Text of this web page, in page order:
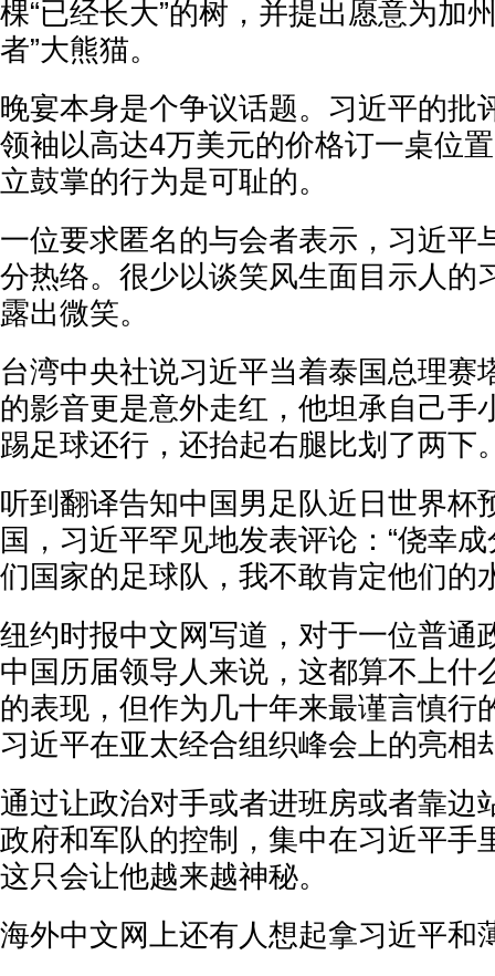
棵“已经长大”的树，并提出愿意为加
者”大熊猫。
晚宴本身是个争议话题。习近平的批
领袖以高达4万美元的价格订一桌位
立鼓掌的行为是可耻的。
一位要求匿名的与会者表示，习近平
分热络。很少以谈笑风生面目示人的
露出微笑。
台湾中央社说习近平当着泰国总理赛
的影音更是意外走红，他坦承自己手
踢足球还行，还抬起右腿比划了两下
听到翻译告知中国男足队近日世界杯
国，习近平罕见地发表评论：“侥幸
们国家的足球队，我不敢肯定他们的
纽约时报中文网写道，对于一位普通
中国历届领导人来说，这都算不上什
的表现，但作为几十年来最谨言慎行
习近平在亚太经合组织峰会上的亮相
通过让政治对手或者进班房或者靠边
政府和军队的控制，集中在习近平手
这只会让他越来越神秘。
海外中文网上还有人想起拿习近平和